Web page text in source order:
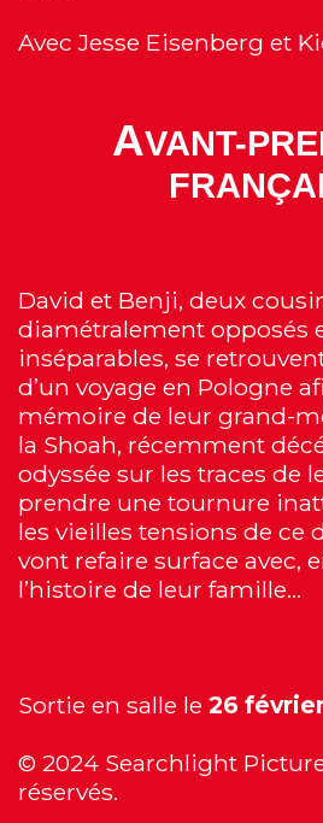
Avec Jesse Eisenberg et
AVANT-
David et Benji, deux
diamétralement opposés
inséparables, se
d’un voyage en Pologne
mémoire de leur grand-
la Shoah, récemment
odyssée sur les traces de
prendre une tournure
les vieilles tensions de ce
vont refaire surface avec,
l’histoire de leur famille…
Sortie en salle le 26
© 2024 Searchlight
réservés.